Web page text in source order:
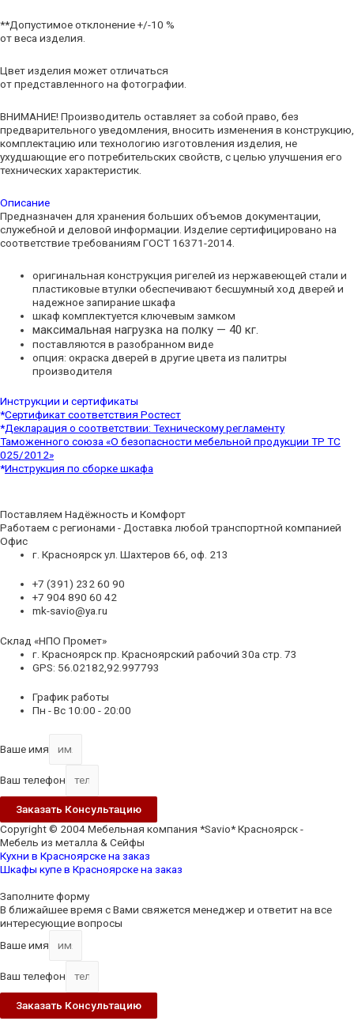
**Допустимое отклонение +/-10 %
от веса изделия.
Цвет изделия может отличаться
от представленного на фотографии.
ВНИМАНИЕ! Производитель оставляет за собой право, без
предварительного уведомления, вносить изменения в конструкцию,
комплектацию или технологию изготовления изделия, не
ухудшающие его потребительских свойств, с целью улучшения его
технических характеристик.
Описание
Предназначен для хранения больших объемов документации,
служебной и деловой информации. Изделие сертифицировано на
соответствие требованиям ГОСТ 16371-2014.
оригинальная конструкция ригелей из нержавеющей стали и
пластиковые втулки обеспечивают бесшумный ход дверей и
надежное запирание шкафа
шкаф комплектуется ключевым замком
максимальная нагрузка на полку — 40 кг.
поставляются в разобранном виде
опция: окраска дверей в другие цвета из палитры
производителя
Инструкции и сертификаты
*Cертификат соответствия Ростест
*Декларация о соответствии: Техническому регламенту
Таможенного союза «О безопасности мебельной продукции ТР ТС
025/2012»
*Инструкция по сборке шкафа
Поставляем Надёжность и Комфорт
Работаем с регионами - Доставка любой транспортной компанией
Офис
г. Красноярск ул. Шахтеров 66, оф. 213
+7 (391) 232 60 90
+7 904 890 60 42
mk-savio@ya.ru
Склад «НПО Промет»
г. Красноярск пр. Красноярский рабочий 30а стр. 73
GPS: 56.02182,92.997793
График работы
Пн - Вс 10:00 - 20:00
Ваше имя
Ваш телефон
Заказать Консультацию
Copyright © 2004 Мебельная компания *Savio* Красноярск -
Мебель из металла & Сейфы
Кухни в Красноярске на заказ
Шкафы купе в Красноярске на заказ
Up
Заполните форму
В ближайшее время с Вами свяжется менеджер и ответит на все
интересующие вопросы
Ваше имя
Ваш телефон
Заказать Консультацию